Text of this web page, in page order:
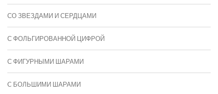
СО ЗВЕЗДАМИ И СЕРДЦАМИ
С ФОЛЬГИРОВАННОЙ ЦИФРОЙ
С ФИГУРНЫМИ ШАРАМИ
C БОЛЬШИМИ ШАРАМИ